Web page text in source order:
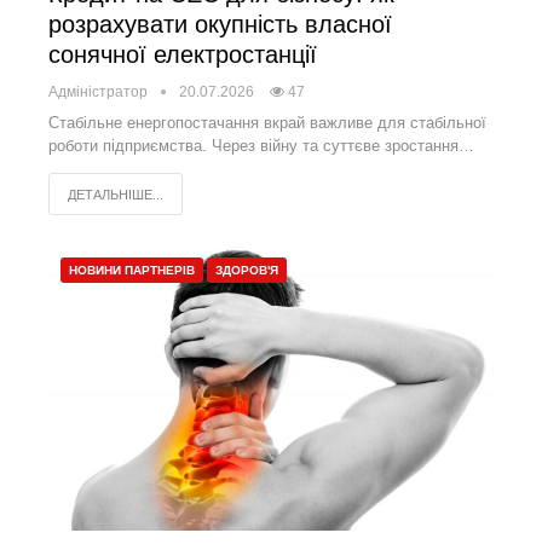
розрахувати окупність власної
сонячної електростанції
Адміністратор 20.07.2026 47
Стабільне енергопостачання вкрай важливе для стабільної
роботи підприємства. Через війну та суттєве зростання…
ДЕТАЛЬНІШЕ...
НОВИНИ ПАРТНЕРІВ ЗДОРОВ'Я